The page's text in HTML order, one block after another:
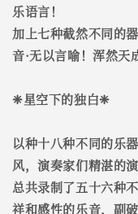
乐语言！
加上七种截然不同的
音·无以言喻！浑然天
❈星空下的独白❈
以种十八种不同的乐
风，演奏家们精湛的演
总共录制了五十六种
祥和感性的乐音，副